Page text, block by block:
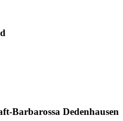
Barbarossa Dedenhausen